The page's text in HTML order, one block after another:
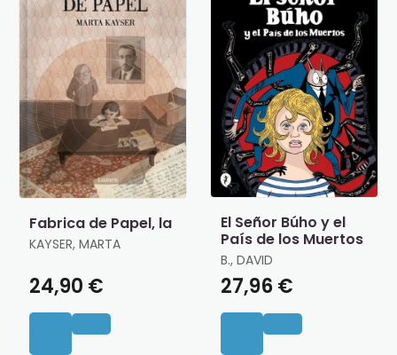
Fabrica de Papel, la
KAYSER, MARTA
24,90 €
El Señor Búho y el
País de los Muertos
B., DAVID
27,96 €